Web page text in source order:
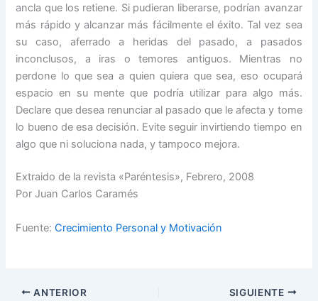
ancla que los retiene. Si pudieran liberarse, podrían avanzar
más rápido y alcanzar más fácilmente el éxito. Tal vez sea
su caso, aferrado a heridas del pasado, a pasados
inconclusos, a iras o temores antiguos. Mientras no
perdone lo que sea a quien quiera que sea, eso ocupará
espacio en su mente que podría utilizar para algo más.
Declare que desea renunciar al pasado que le afecta y tome
lo bueno de esa decisión. Evite seguir invirtiendo tiempo en
algo que ni soluciona nada, y tampoco mejora.
Extraido de la revista «Paréntesis», Febrero, 2008
Por Juan Carlos Caramés
Fuente:Crecimiento Personal y Motivación
ANTERIOR SIGUIENTE